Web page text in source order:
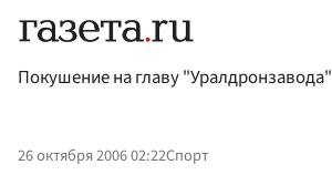
Покушение на главу "Уралдронзавода"
26 октября 2006 02:22Спорт